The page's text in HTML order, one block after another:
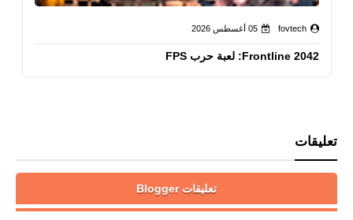
fovtech 05 أغسطس 2026
Frontline 2042: لعبة حرب FPS
تعليقات
تعليقات Blogger